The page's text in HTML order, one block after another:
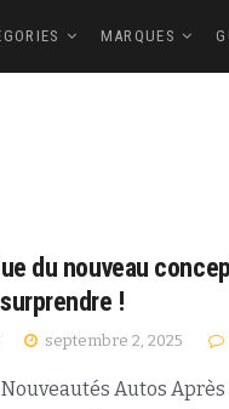
MARQUES
du nouveau
!
septembre 2, 2025
Autos